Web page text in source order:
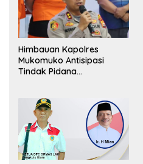
Himbauan Kapolres
Mukomuko Antisipasi
Tindak Pidana